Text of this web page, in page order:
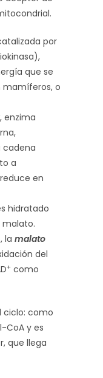
por
que se
mamíferos, o
, enzima
cadena
a
en
hidratado
malato.
la malato
del
+ como
ciclo: como
CoA y es
que llega